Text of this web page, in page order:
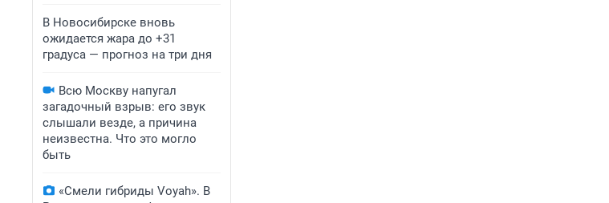
В Новосибирске вновь
ожидается жара до +31
градуса — прогноз на три дня
Всю Москву напугал
загадочный взрыв: его звук
слышали везде, а причина
неизвестна. Что это могло
быть
«Смели гибриды Voyah». В